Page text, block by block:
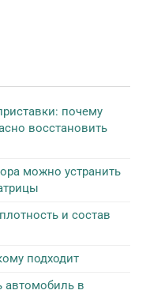
почему
восстановить
можно устранить
и состав
подходит
автомобиль в